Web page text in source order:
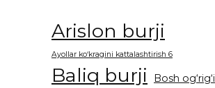
Arislon burji
Ayollar ko‘kragini kattalashtirish 6
Baliq burji Bosh og‘rig‘i